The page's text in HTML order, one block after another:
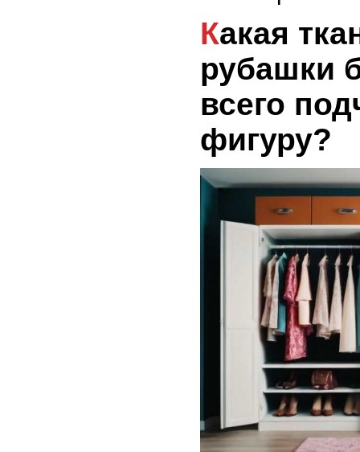
Какая ткань для
рубашки
всего
фигуру?